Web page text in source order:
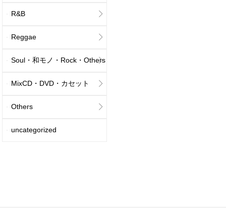
R&B
Reggae
Soul・和モノ・Rock・Others
MixCD・DVD・カセット
Others
uncategorized